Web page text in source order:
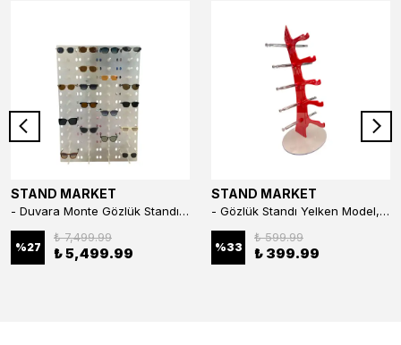
STAND MARKET
- Duvara Monte Gözlük Standı 56'li Pleksi Glass | 99x67 cm Gözlük Teşhir Standı
%27
₺ 7,499.99
₺ 5,499.99
STAND MARKET
- Gözlük Standı Yelken Model, 5 Gözlük Kapasiteli Standı Kırmızı
%33
₺ 599.99
₺ 399.99